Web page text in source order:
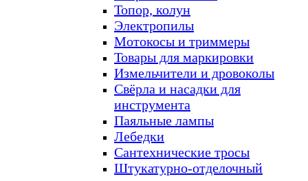
Топор, колун
Электропилы
Мотокосы и триммеры
Товары для маркировки
Измельчители и дровоколы
Свёрла и насадки для
инструмента
Паяльные лампы
Лебедки
Сантехнические тросы
Штукатурно-отделочный